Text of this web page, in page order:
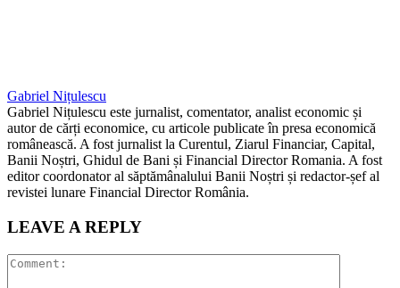
Gabriel Nițulescu
Gabriel Nițulescu este jurnalist, comentator, analist economic și
autor de cărți economice, cu articole publicate în presa economică
românească. A fost jurnalist la Curentul, Ziarul Financiar, Capital,
Banii Noștri, Ghidul de Bani și Financial Director Romania. A fost
editor coordonator al săptămânalului Banii Noștri și redactor-șef al
revistei lunare Financial Director România.
LEAVE A REPLY